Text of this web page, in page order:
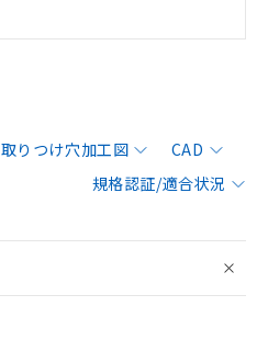
取りつけ穴加工図
CAD
規格認証/適合状況